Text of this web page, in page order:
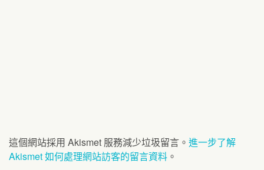
這個網站採用 Akismet 服務減少垃圾留言。 進一步了解
Akismet 如何處理網站訪客的留言資料 。